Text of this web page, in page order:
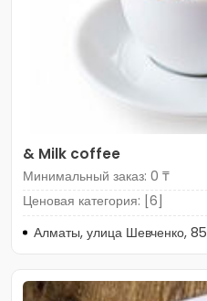
& Milk coffee
Минимальный заказ: 0 ₸
Ценовая категория: [6]
Алматы, улица Шевченко, 85